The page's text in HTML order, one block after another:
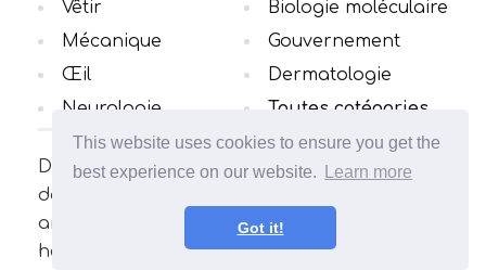
This website uses cookies to ensure you get the
best experience on our website.
Learn more
Got it!
Découvrez la différence des concepts dans le
domaine qui vous intéresse. De nombreux
articles intéressants et utiles. Élargissez vos
horizons
Vêtir
Mécanique
Œil
Neurologie
Biologie moléculaire
Gouvernement
Dermatologie
Toutes catégories